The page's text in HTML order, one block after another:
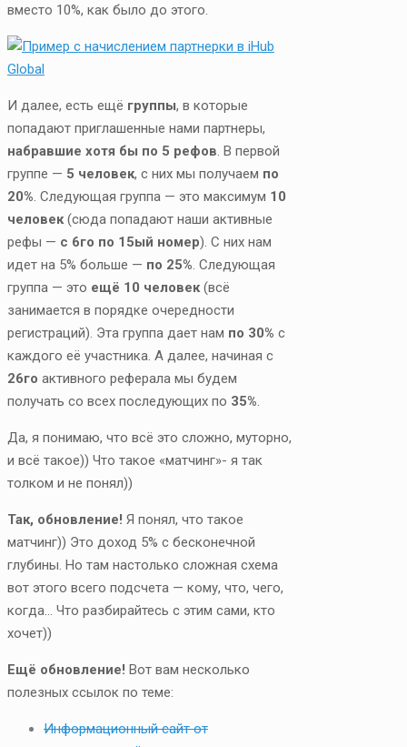
вместо 10%, как было до этого.
И далее, есть ещё группы, в которые
попадают приглашенные нами партнеры,
набравшие хотя бы по 5 рефов . В первой
группе — 5 человек, с них мы получаем по
20% . Следующая группа — это максимум 10
человек (сюда попадают наши активные
рефы — с 6го по 15ый номер). С них нам
идет на 5% больше — по 25% . Следующая
группа — это ещё 10 человек (всё
занимается в порядке очередности
регистраций). Эта группа дает нам по 30% с
каждого её участника. А далее, начиная с
26го активного реферала мы будем
получать со всех последующих по 35%
Да, я понимаю, что всё это сложно, муторно,
и всё такое)) Что такое «матчинг»- я так
толком и не понял))
Так, обновление! Я понял, что такое
матчинг)) Это доход 5% с бесконечной
глубины. Но там настолько сложная схема
вот этого всего подсчета — кому, что, чего,
когда… Что разбирайтесь с этим сами, кто
хочет))
Ещё обновление! Вот вам несколько
полезных ссылок по теме:
Информационный сайт от